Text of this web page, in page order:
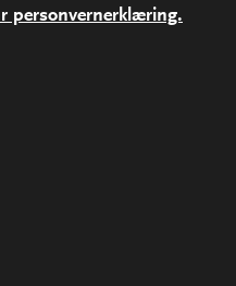
personvernerklæring.